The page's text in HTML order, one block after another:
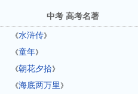
中考 高考名著
《水浒传》
《童年》
《朝花夕拾》
《海底两万里 》